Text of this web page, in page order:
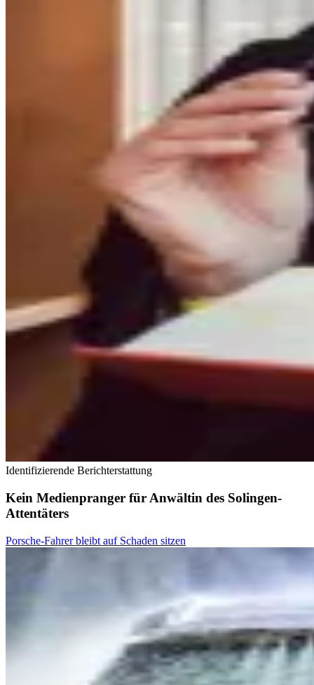
Identifizierende Berichterstattung
Kein Medienpranger für Anwältin des Solingen-
Attentäters
Porsche-Fahrer bleibt auf Schaden sitzen